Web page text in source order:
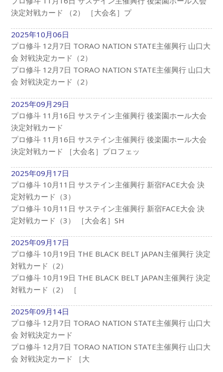
決定対戦カード （2） ［大会名］プ
2025年10月06日
プロ修斗 12月7日 TORAO NATION STATE主催興行 山口大
会 対戦決定カード（2）
プロ修斗 12月7日 TORAO NATION STATE主催興行 山口大
会 対戦決定カード（2）
2025年09月29日
プロ修斗 11月16日 サステイン主催興行 後楽園ホール大会
決定対戦カード
プロ修斗 11月16日 サステイン主催興行 後楽園ホール大会
決定対戦カード ［大会名］プロフェッ
2025年09月17日
プロ修斗 10月11日 サステイン主催興行 新宿FACE大会 決
定対戦カード（3）
プロ修斗 10月11日 サステイン主催興行 新宿FACE大会 決
定対戦カード（3） ［大会名］SH
2025年09月17日
プロ修斗 10月19日 THE BLACK BELT JAPAN主催興行 決定
対戦カード（2）
プロ修斗 10月19日 THE BLACK BELT JAPAN主催興行 決定
対戦カード（2） ［
2025年09月14日
プロ修斗 12月7日 TORAO NATION STATE主催興行 山口大
会 対戦決定カード
プロ修斗 12月7日 TORAO NATION STATE主催興行 山口大
会 対戦決定カード ［大